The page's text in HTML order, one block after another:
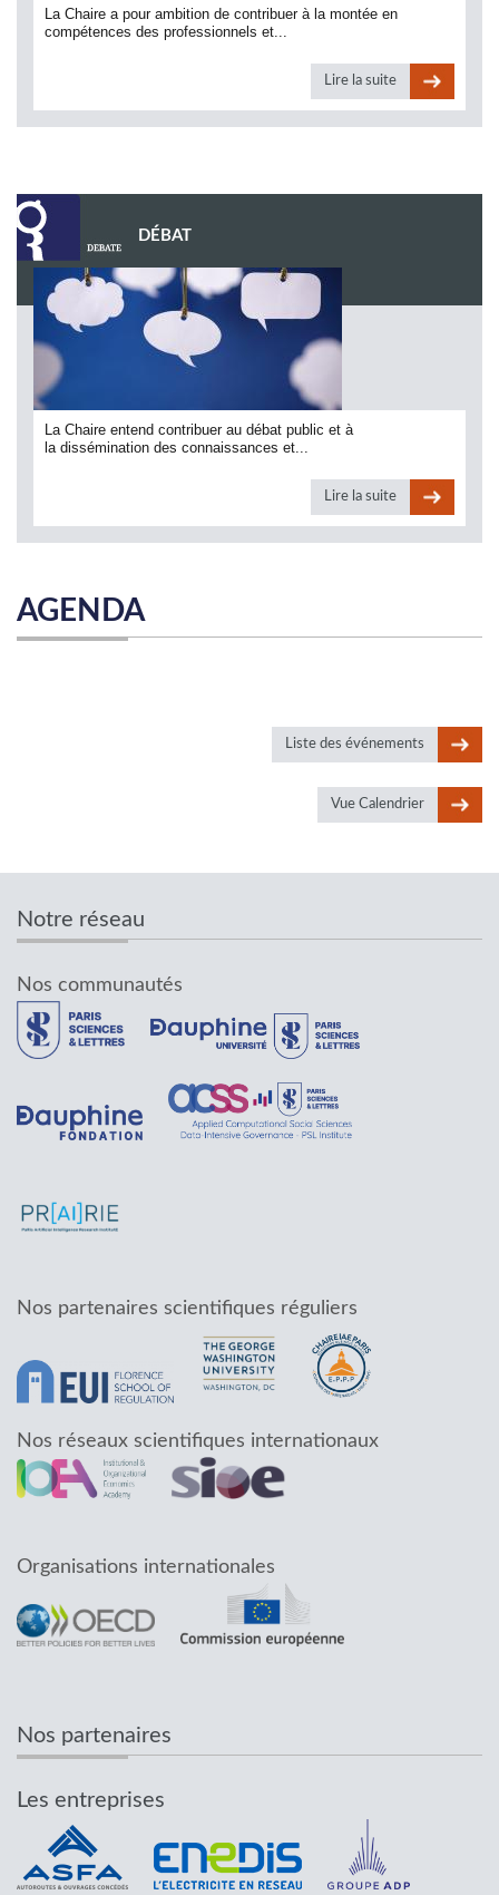
La Chaire a pour ambition de contribuer à la montée en
compétences des professionnels et...
Lire la suite
DÉBAT
La Chaire entend contribuer au débat public et à
la dissémination des connaissances et...
Lire la suite
AGENDA
Liste des événements
Vue Calendrier
Notre réseau
Nos communautés
Nos partenaires scientifiques réguliers
Nos réseaux scientifiques internationaux
Organisations internationales
Nos partenaires
Les entreprises